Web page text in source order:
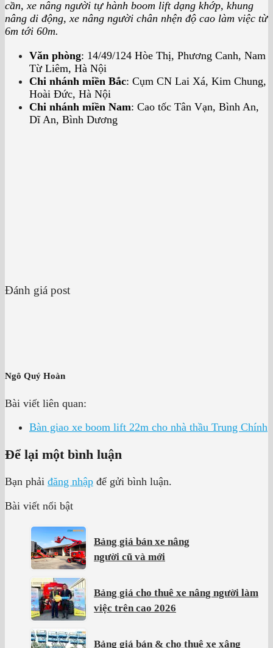
cần, xe nâng người tự hành boom lift dạng khớp, khung
nâng di động, xe nâng người chân nhện độ cao làm việc từ
6m tới 60m.
Văn phòng: 14/49/124 Hòe Thị, Phương Canh, Nam
Từ Liêm, Hà Nội
Chi nhánh miền Bắc: Cụm CN Lai Xá, Kim Chung,
Hoài Đức, Hà Nội
Chi nhánh miền Nam: Cao tốc Tân Vạn, Bình An,
Dĩ An, Bình Dương
Đánh giá post
Ngô Quý Hoàn
Bài viết liên quan:
Bàn giao xe boom lift 22m cho nhà thầu Trung Chính
Để lại một bình luận
Bạn phải đăng nhập để gửi bình luận.
Bài viết nổi bật
Bảng giá bán xe nâng
người cũ và mới
Bảng giá cho thuê xe nâng người làm
việc trên cao 2026
Bảng giá bán & cho thuê xe xâng